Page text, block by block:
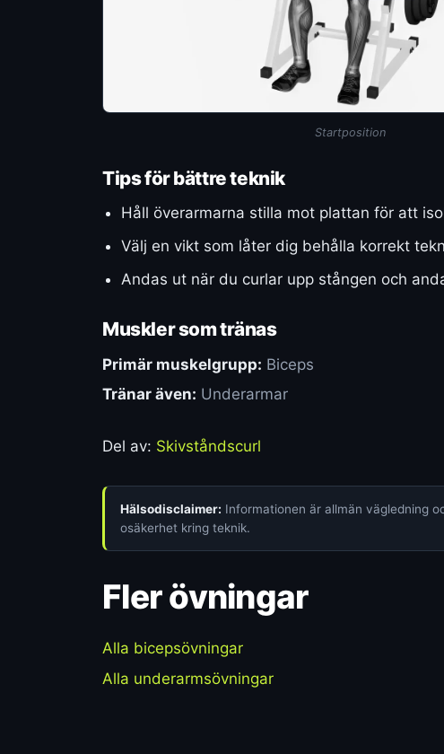
Startposition
Tips för bättre teknik
Håll överarmarna stilla mot plattan för att
Välj en vikt som låter dig behålla korrekt
Andas ut när du curlar upp stången och
Muskler som tränas
Primär muskelgrupp: Biceps
Tränar även: Underarmar
Del av: Skivståndscurl
Hälsodisclaimer: Informationen är allmän vägledning
osäkerhet kring teknik.
Fler övningar
Alla bicepsövningar
Alla underarmsövningar